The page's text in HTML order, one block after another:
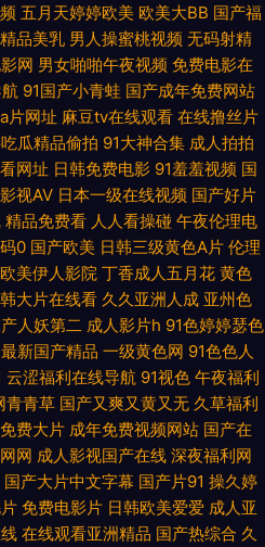
海角视频 免费看的黄色网址 日韩欧美大
狠干 欧美A片视频 丝袜美腿性爱 91超碰
蜜芽9啪啪视频 日韩有码三上 在线视频
人妻伊人大香蕉 亚洲操片免费看 天天
九 男女上床视频 午夜寂寞福利 91资源超
文字幕豆花 91白丝综合网 超碰91成人在
字幕 伊人av成人 wwwwwww黄 韩国三
网 大香蕉久久 九九热这里只有精 人人操
院 海角社区母子 欧洲传媒AV网 亚洲福
美丁香园婷婷 天天肏屄网站 91视频官网
五月天婷婷欧美 欧美大BB 国产福
品美乳 男人操蜜桃视频 无码射精
网 男女啪啪午夜视频 免费电影在
91国产小青蛙 国产成年免费网站
片网址 麻豆tv在线观看 在线撸丝片
瓜精品偷拍 91大神合集 成人拍拍
网址 日韩免费电影 91羞羞视频 国
视AV 日本一级在线视频 国产好片
精品免费看 人人看操碰 午夜伦理电
0 国产欧美 日韩三级黄色A片 伦理
欧美伊人影院 丁香成人五月花 黄色
大片在线看 久久亚洲人成 亚州色
人妖第二 成人影片h 91色婷婷瑟色
新国产精品 一级黄色网 91色色人
云涩福利在线导航 91视色 午夜福利
青青草 国产又爽又黄又无 久草福利
费大片 成年免费视频网站 国产在
网 成人影视国产在线 深夜福利网
国产大片中文字幕 国产片91 操久婷
免费电影片 日韩欧美爱爱 成人亚
在线观看亚洲精品 国产热综合 久